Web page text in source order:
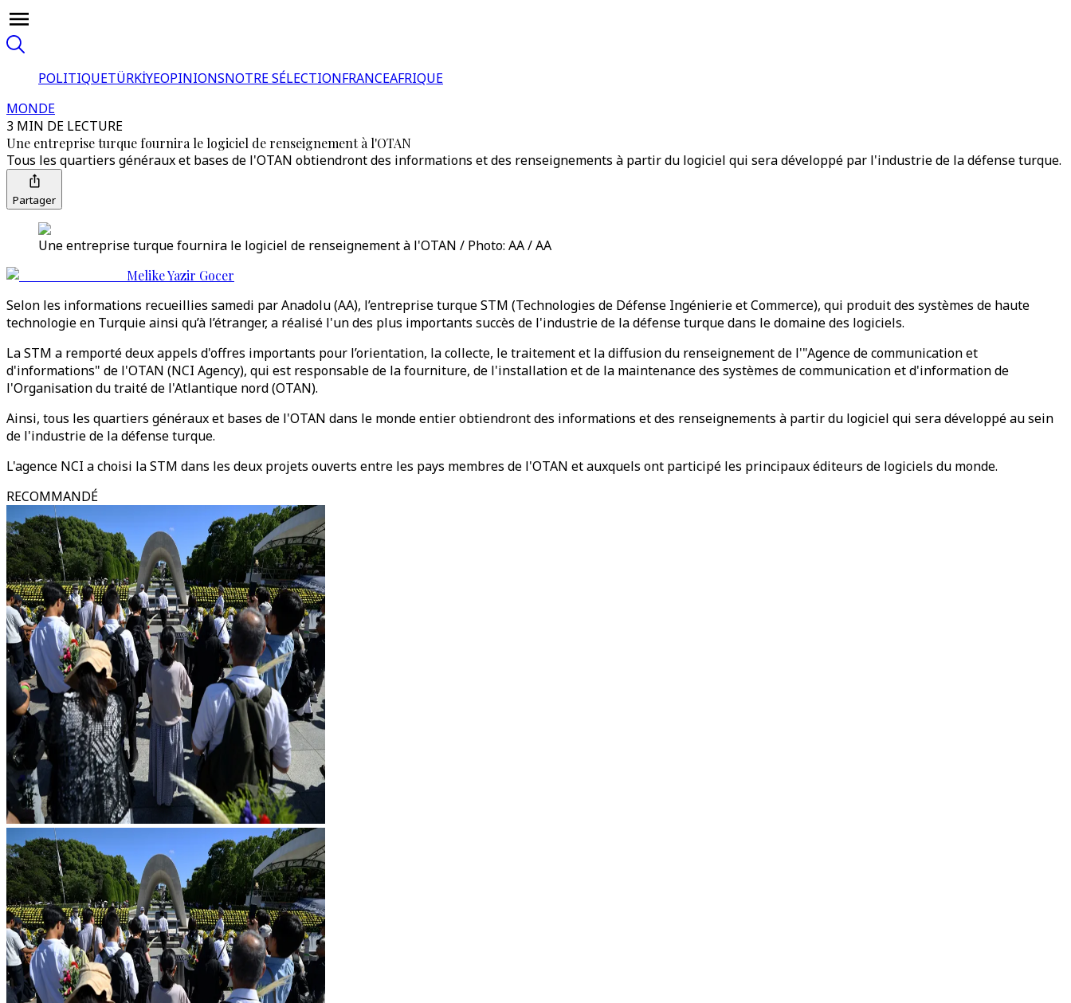
POLITIQUETÜRKİYEOPINIONSNOTRE SÉLECTIONFRANCEAFRIQUE
MONDE
3 MIN DE LECTURE
Une entreprise turque fournira le logiciel de renseignement à l'OTAN
Tous les quartiers généraux et bases de l'OTAN obtiendront des informations et des renseignements à partir du logiciel qui sera développé par l'industrie de la défense turque.
Partager
Une entreprise turque fournira le logiciel de renseignement à l'OTAN / Photo: AA / AA
Melike Yazir Gocer
Selon les informations recueillies samedi par Anadolu (AA), l’entreprise turque STM (Technologies de Défense Ingénierie et Commerce), qui produit des systèmes de haute
technologie en Turquie ainsi qu’à l’étranger, a réalisé l'un des plus importants succès de l'industrie de la défense turque dans le domaine des logiciels.
La STM a remporté deux appels d'offres importants pour l’orientation, la collecte, le traitement et la diffusion du renseignement de l'"Agence de communication et
d'informations" de l'OTAN (NCI Agency), qui est responsable de la fourniture, de l'installation et de la maintenance des systèmes de communication et d'information de
l'Organisation du traité de l'Atlantique nord (OTAN).
Ainsi, tous les quartiers généraux et bases de l'OTAN dans le monde entier obtiendront des informations et des renseignements à partir du logiciel qui sera développé au sein
de l'industrie de la défense turque.
L'agence NCI a choisi la STM dans les deux projets ouverts entre les pays membres de l'OTAN et auxquels ont participé les principaux éditeurs de logiciels du monde.
RECOMMANDÉ